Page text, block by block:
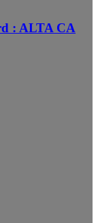
: ALTA CA